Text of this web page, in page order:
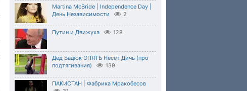
Martina McBride | Independence Day |
День Независимости
2
Путин и Движуха 128
Дед Бадюк ОПЯТЬ Несёт Дичь (про
подтягивания)
139
ПАКИСТАН | Фабрика Мракобесов